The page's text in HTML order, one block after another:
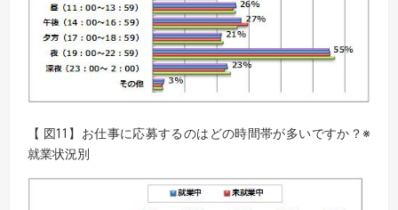
【 図11】お仕事に応募するのはどの時間帯が多いですか？※
就業状況別